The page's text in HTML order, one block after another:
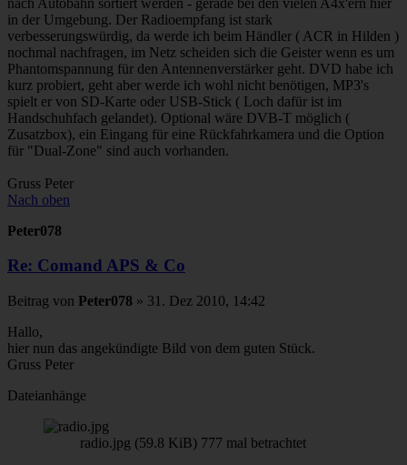
in der Umgebung. Der Radioempfang ist stark
verbesserungswürdig, da werde ich beim Händler ( ACR in Hilden )
nochmal nachfragen, im Netz scheiden sich die Geister wenn es um
Phantomspannung für den Antennenverstärker geht. DVD habe ich
kurz probiert, geht aber werde ich wohl nicht benötigen, MP3's
spielt er von SD-Karte oder USB-Stick ( Loch dafür ist im
Handschuhfach gelandet). Optional wäre DVB-T möglich (
Zusatzbox), ein Eingang für eine Rückfahrkamera und die Option
für "Dual-Zone" sind auch vorhanden.
Gruss Peter
Nach oben
Peter078
Re: Comand APS & Co
Beitrag von Peter078 » 31. Dez 2010, 14:42
Hallo,
hier nun das angekündigte Bild von dem guten Stück.
Gruss Peter
Dateianhänge
radio.jpg (59.8 KiB) 777 mal betrachtet